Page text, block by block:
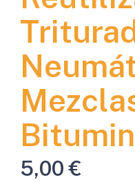
5,00€